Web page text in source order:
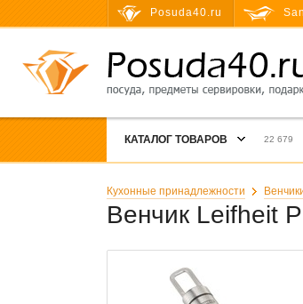
Posuda40.ru
КАТАЛОГ ТОВАРОВ 22 679
Кухонные принадлежности
Венчик Leifheit